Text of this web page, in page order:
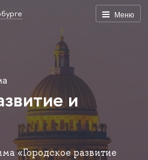
Меню
и
«Городское развитие